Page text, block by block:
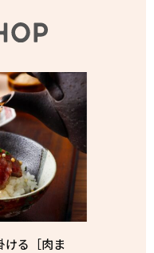
ける［肉ま